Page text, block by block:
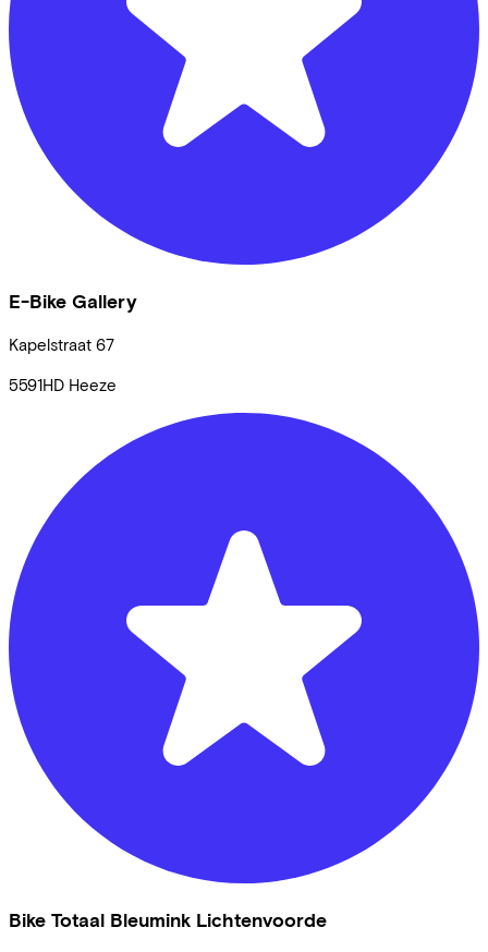
E-Bike Gallery
Kapelstraat 67
5591HD Heeze
Bike Totaal Bleumink Lichtenvoorde